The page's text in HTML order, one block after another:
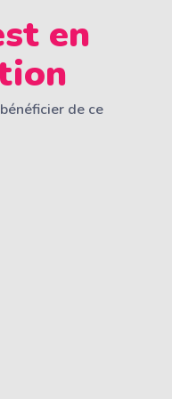
en
de ce